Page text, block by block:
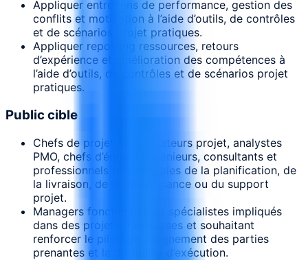
Appliquer entretiens de performance, gestion des
conflits et motivation à l’aide d’outils, de contrôles
et de scénarios projet pratiques.
Appliquer reporting ressources, retours
d’expérience et amélioration des compétences à
l’aide d’outils, de contrôles et de scénarios projet
pratiques.
Public cible
Chefs de projet, coordinateurs projet, analystes
PMO, chefs d’équipe, ingénieurs, consultants et
professionnels responsables de la planification, de
la livraison, de la gouvernance ou du support
projet.
Managers fonctionnels et spécialistes impliqués
dans des projets transverses et souhaitant
renforcer le pilotage, l’alignement des parties
prenantes et la discipline d’exécution.